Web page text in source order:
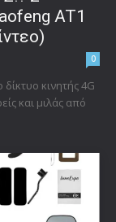
AT1
0
κινητής 4G
και μιλάς από